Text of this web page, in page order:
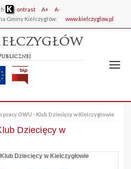
ontrast A+
A-
Gminy Kiełczygłów:
www.kielczyglow.pl
pracy OWU - Klub Dziecięcy w Kiełczygłowie
Dziecięcy w
Dziecięcy w Kiełczygłowie